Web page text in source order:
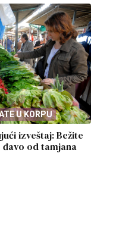
U KORPU
izveštaj: Bežite
od tamjana